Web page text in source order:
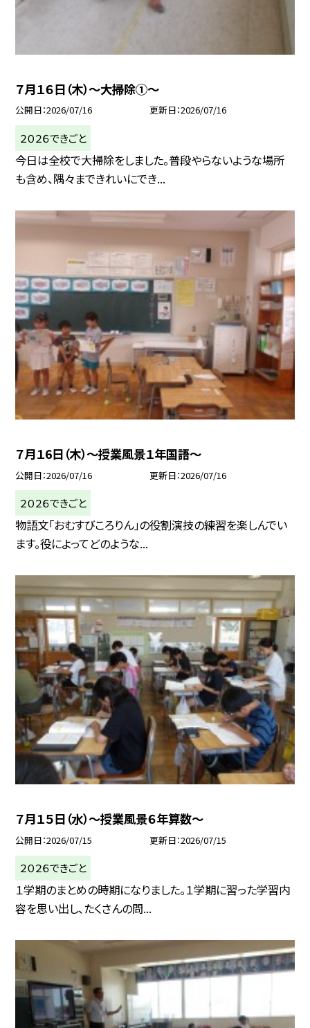
７月１６日（木）～大掃除①～
公開日 2026/07/16 更新日 2026/07/16
２０２６できごと
今日は全校で大掃除をしました。普段やらないような場所
も含め、隅々まできれいにでき...
７月１6日（木）～授業風景１年国語～
公開日 2026/07/16 更新日 2026/07/16
２０２６できごと
物語文「おむすびころりん」の役割演技の練習を楽しんでい
ます。役によってどのような...
７月１５日（水）～授業風景６年算数～
公開日 2026/07/15 更新日 2026/07/15
２０２６できごと
１学期のまとめの時期になりました。１学期に習った学習内
容を思い出し、たくさんの問...